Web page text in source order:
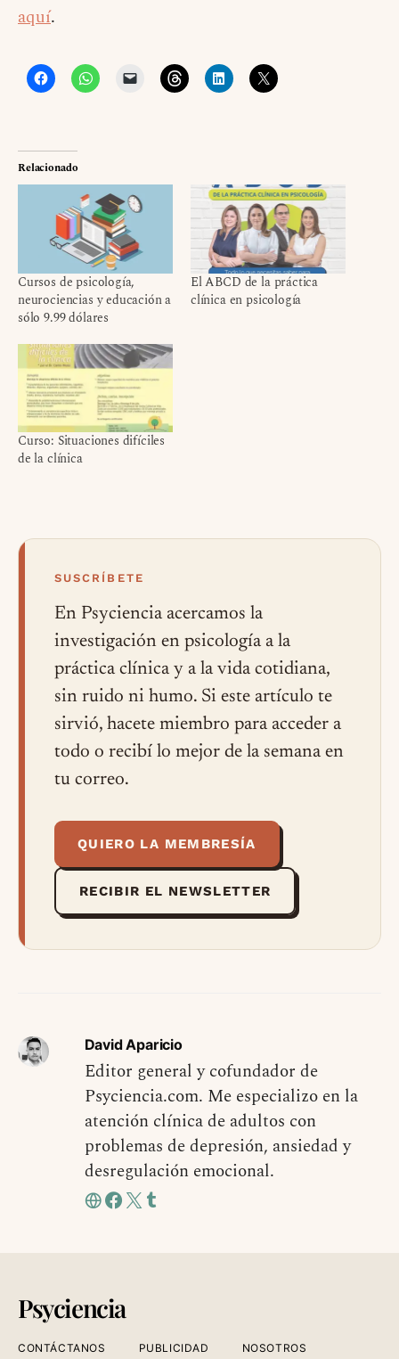
aquí.
Relacionado
Cursos de psicología,
neurociencias y educación a
sólo 9.99 dólares
El ABCD de la práctica
clínica en psicología
Curso: Situaciones difíciles
de la clínica
SUSCRÍBETE
En Psyciencia acercamos la
investigación en psicología a la
práctica clínica y a la vida cotidiana,
sin ruido ni humo. Si este artículo te
sirvió, hacete miembro para acceder a
todo o recibí lo mejor de la semana en
tu correo.
QUIERO LA MEMBRESÍA
RECIBIR EL NEWSLETTER
David Aparicio
Editor general y cofundador de
Psyciencia.com. Me especializo en la
atención clínica de adultos con
problemas de depresión, ansiedad y
desregulación emocional.
Psyciencia
CONTÁCTANOS PUBLICIDAD NOSOTROS